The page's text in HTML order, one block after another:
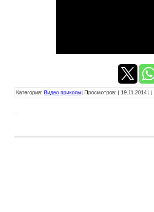
Категория: Видео приколы| Просмотров: | 19.11.2014 | |